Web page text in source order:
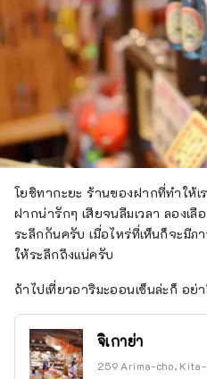
โยชิทากะยะ ร้านของฝากที่ทำให้
ฝากน่ารักๆ เสียจนลืมเวลา ลองเ
ระลึกกันครับ เมื่อไหร่ที่เห็นก็จะมี
ให้ระลึกถึงแน่ครับ
ถ้าไปเที่ยวอาริมะออนเซ็นล่ะก็ อย่
จิเกาย่า
259 Arima-cho, Kita-